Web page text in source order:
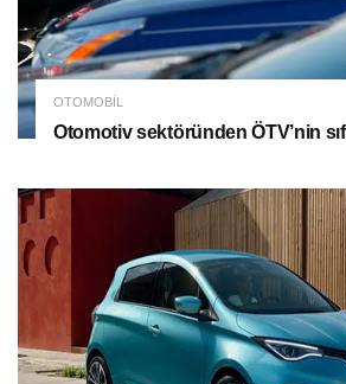
OTOMOBIL
Otomotiv sektöründen ÖTV’nin